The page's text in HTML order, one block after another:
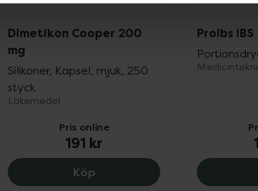
Dimetikon Cooper 200
mg
Silikoner, Kapsel, mjuk, 250
styck
Läkemedel
Pris online
191 kr
KöpDimetikon Cooper 200 mg,
Proibs IBS